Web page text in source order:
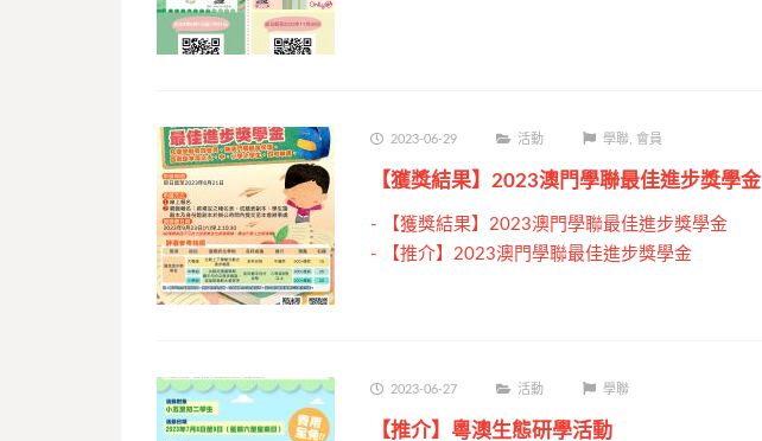
2023-06-29 活動 學聯 會員
【獲獎結果】2023澳門學聯最佳進步獎學金
- 【獲獎結果】2023澳門學聯最佳進步獎學金
- 【推介】2023澳門學聯最佳進步獎學金
2023-06-27 活動 學聯
【推介】粵澳生態研學活動